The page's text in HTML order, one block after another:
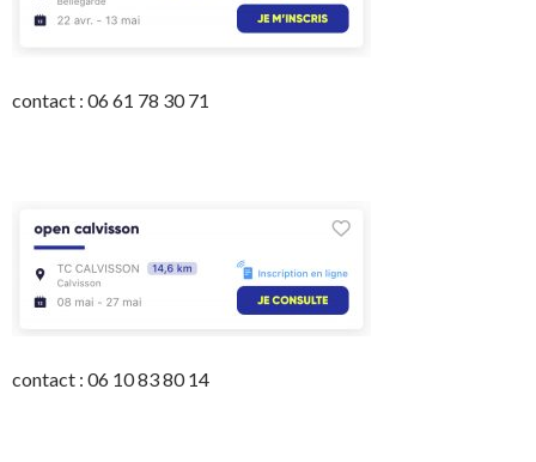
contact : 06 61 78 30 71
contact : 06 10 83 80 14